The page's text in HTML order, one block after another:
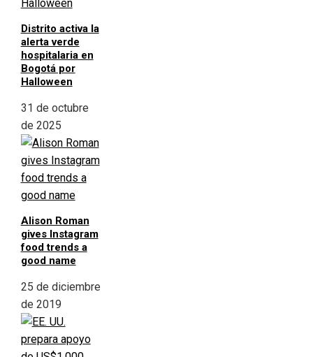
Distrito activa la
alerta verde
hospitalaria en
Bogotá por
Halloween
31 de octubre
de 2025
Alison Roman
gives Instagram
food trends a
good name
25 de diciembre
de 2019